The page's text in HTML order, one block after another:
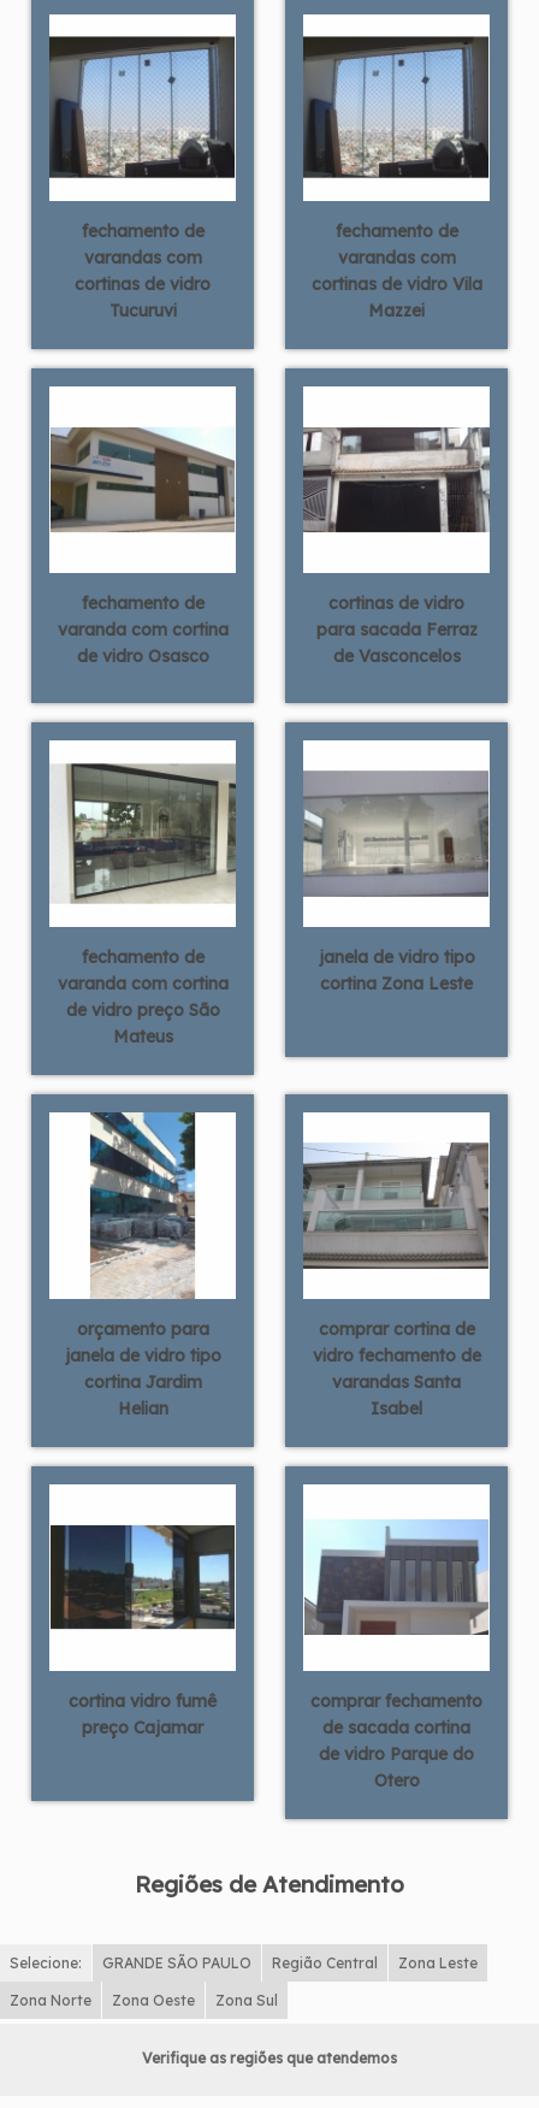
fechamento de
varandas com
cortinas de vidro
Tucuruvi
fechamento de
varandas com
cortinas de vidro Vila
Mazzei
fechamento de
varanda com cortina
de vidro Osasco
cortinas de vidro
para sacada Ferraz
de Vasconcelos
fechamento de
varanda com cortina
de vidro preço São
Mateus
janela de vidro tipo
cortina Zona Leste
orçamento para
janela de vidro tipo
cortina Jardim
Helian
comprar cortina de
vidro fechamento de
varandas Santa
Isabel
cortina vidro fumê
preço Cajamar
comprar fechamento
de sacada cortina
de vidro Parque do
Otero
Regiões de Atendimento
Selecione: GRANDE SÃO PAULO Região Central Zona Leste
Zona Norte Zona Oeste Zona Sul
Verifique as regiões que atendemos